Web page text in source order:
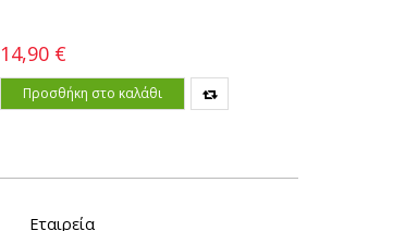
14,90 €
Προσθήκη στο καλάθι
Εταιρεία